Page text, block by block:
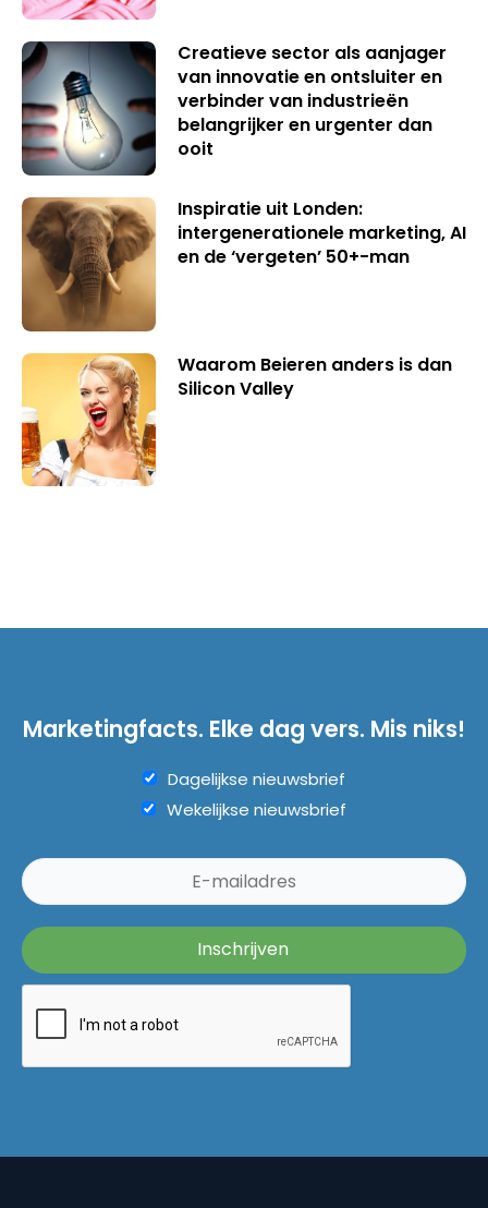
Creatieve sector als aanjager
van innovatie en ontsluiter en
verbinder van industrieën
belangrijker en urgenter dan
ooit
Inspiratie uit Londen:
intergenerationele marketing, AI
en de ‘vergeten’ 50+-man
Waarom Beieren anders is dan
Silicon Valley
Marketingfacts. Elke dag vers. Mis niks!
Dagelijkse nieuwsbrief
Wekelijkse nieuwsbrief